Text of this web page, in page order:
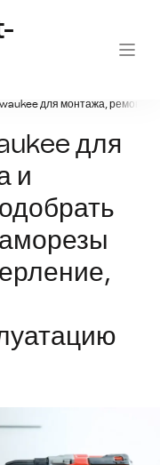
для монтажа, ремонта
для
и